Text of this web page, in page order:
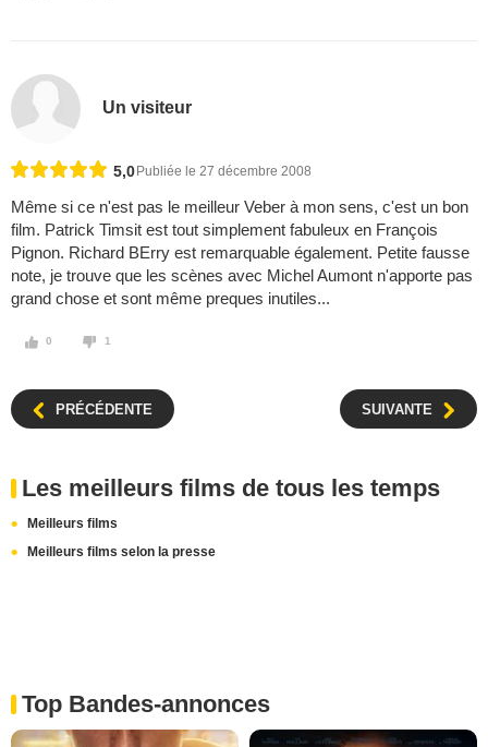
Un visiteur
5,0 Publiée le 27 décembre 2008
Même si ce n'est pas le meilleur Veber à mon sens, c'est un bon
film. Patrick Timsit est tout simplement fabuleux en François
Pignon. Richard BErry est remarquable également. Petite fausse
note, je trouve que les scènes avec Michel Aumont n'apporte pas
grand chose et sont même preques inutiles...
0 1
PRÉCÉDENTE SUIVANTE
Les meilleurs films de tous les temps
Meilleurs films
Meilleurs films selon la presse
Top Bandes-annonces